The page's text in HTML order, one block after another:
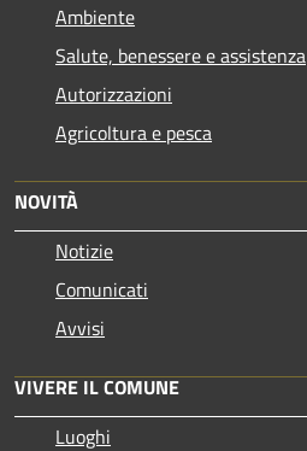
Ambiente
Salute, benessere e assistenza
Autorizzazioni
Agricoltura e pesca
NOVITÀ
Notizie
Comunicati
Avvisi
VIVERE IL COMUNE
Luoghi